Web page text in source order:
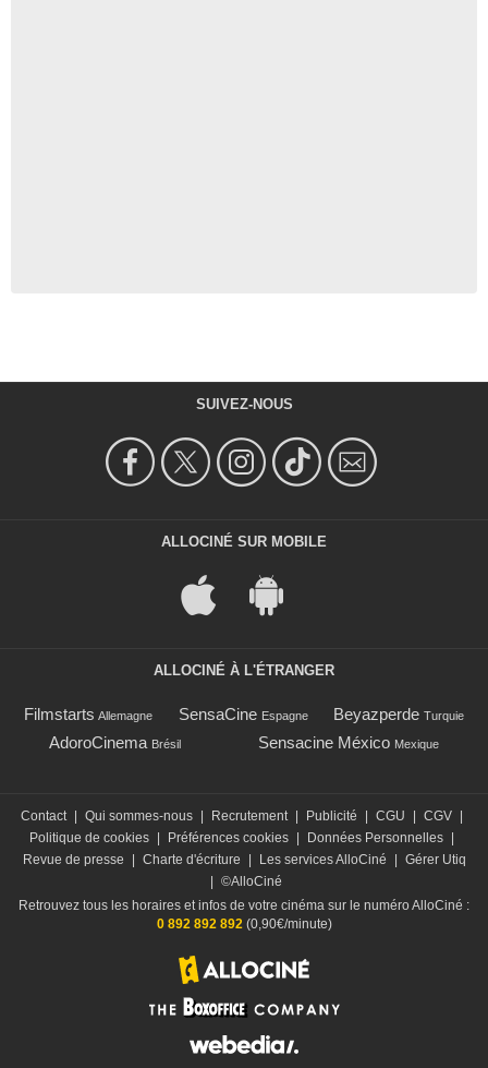
SUIVEZ-NOUS
ALLOCINÉ SUR MOBILE
ALLOCINÉ À L'ÉTRANGER
Filmstarts Allemagne SensaCine Espagne Beyazperde Turquie
AdoroCinema Brésil Sensacine México Mexique
Contact Qui sommes-nous Recrutement Publicité CGU CGV
Politique de cookies
Préférences cookies Données Personnelles
Revue de presse
Charte d'écriture Les services AlloCiné
Gérer Utiq
©AlloCiné
Retrouvez tous les horaires et infos de votre cinéma sur le numéro AlloCiné :
0 892 892 892(0,90€/minute)